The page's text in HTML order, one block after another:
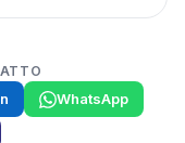
WhatsApp